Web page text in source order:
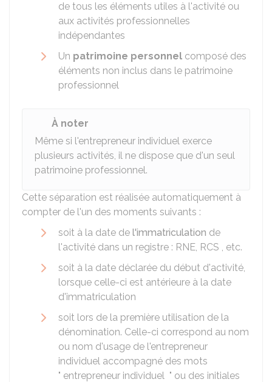
de tous les éléments utiles à l'activité ou
aux activités professionnelles
indépendantes
Un patrimoine personnel composé des
éléments non inclus dans le patrimoine
professionnel
À noter
Même si l'entrepreneur individuel exerce
plusieurs activités, il ne dispose que d'un seul
patrimoine professionnel.
Cette séparation est réalisée automatiquement à
compter de l'un des moments suivants :
soit à la date de l'immatriculation de
l'activité dans un registre : RNE, RCS , etc.
soit à la date déclarée du début d'activité,
lorsque celle-ci est antérieure à la date
d'immatriculation
soit lors de la première utilisation de la
dénomination. Celle-ci correspond au nom
ou nom d'usage de l'entrepreneur
individuel accompagné des mots
" entrepreneur individuel " ou des initiales